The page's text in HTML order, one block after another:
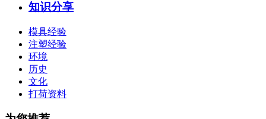
知识分享
模具经验
注塑经验
环境
历史
文化
打荷资料